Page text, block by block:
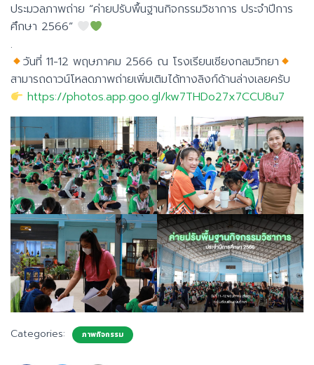
ประมวลภาพถ่าย “ค่ายปรับพื้นฐานกิจกรรมวิชาการ ประจำปีการ
ศึกษา 2566”
.
วันที่ 11-12 พฤษภาคม 2566 ณ โรงเรียนเชียงกลมวิทยา
สามารถดาวน์โหลดภาพถ่ายเพิ่มเติมได้ทางลิงก์ด้านล่างเลยครับ
https://photos.app.goo.gl/kw7THDo27x7CCU8u7
Categories: ภาพกิจกรรม